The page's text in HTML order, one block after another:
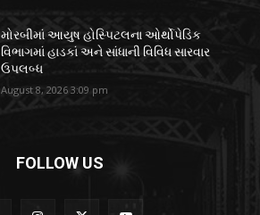
મોરબીમાં આયુષ હોસ્પિટલના ઓર્થોપેડિક
વિભાગમાં હાડકાં અને સાંધાની વિવિધ સારવાર
ઉપલબ્ધ
August 8, 2026 3:09 pm
FOLLOW US